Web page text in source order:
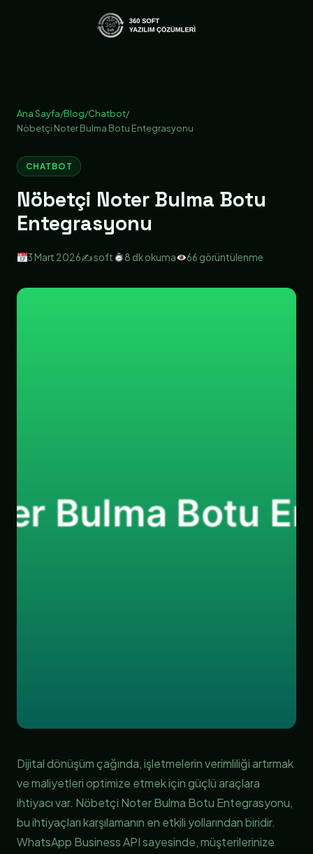
Ana Sayfa/Blog/Chatbot/
Nöbetçi Noter Bulma Botu Entegrasyonu
CHATBOT
Nöbetçi Noter Bulma Botu
Entegrasyonu
3 Mart 2026✍️ soft 8 dk okuma 66 görüntülenme
Dijital dönüşüm çağında, işletmelerin verimliliği artırmak
ve maliyetleri optimize etmek için güçlü araçlara
ihtiyacı var. Nöbetçi Noter Bulma Botu Entegrasyonu,
bu ihtiyaçları karşılamanın en etkili yollarından biridir.
WhatsApp Business API sayesinde, müşterilerinize